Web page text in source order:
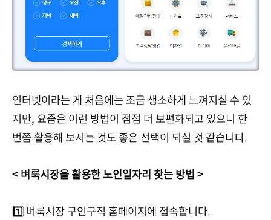
인터넷이라는 게 처음에는 조금 생소하게 느껴지실 수 있
지만, 요즘은 이런 방법이 점점 더 보편화되고 있으니 한
번쯤 활용해 보시는 것도 좋은 선택이 되실 것 같습니다.
< 벼룩시장을 활용한 노인일자리 찾는 방법 >
1️⃣ 벼룩시장 구인구직 홈페이지에 접속합니다.